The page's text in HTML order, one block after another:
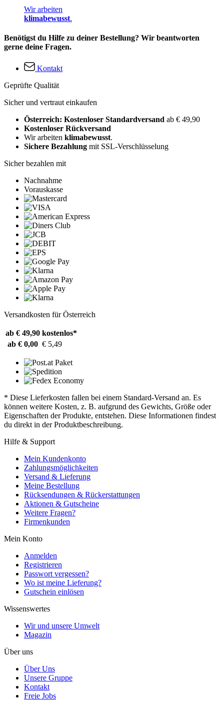
Wir arbeiten
klimabewusst.
Benötigst du Hilfe zu deiner Bestellung? Wir beantworten
gerne deine Fragen.
Kontakt
Geprüfte Qualität
Sicher und vertraut einkaufen
Österreich: Kostenloser Standardversand ab € 49,90
Kostenloser Rückversand
Wir arbeiten klimabewusst.
Sichere Bezahlung mit SSL-Verschlüsselung
Sicher bezahlen mit
Nachnahme
Vorauskasse
Versandkosten für Österreich
ab € 49,90 kostenlos*
ab € 0,00 € 5,49
* Diese Lieferkosten fallen bei einem Standard-Versand an. Es
können weitere Kosten, z. B. aufgrund des Gewichts, Größe oder
Eigenschaften der Produkte, entstehen. Diese Informationen findest
du direkt in der Produktbeschreibung.
Hilfe & Support
Mein Kundenkonto
Zahlungsmöglichkeiten
Versand & Lieferung
Meine Bestellung
Rücksendungen & Rückerstattungen
Aktionen & Gutscheine
Weitere Fragen?
Firmenkunden
Mein Konto
Anmelden
Registrieren
Passwort vergessen?
Wo ist meine Lieferung?
Gutschein einlösen
Wissenswertes
Wir und unsere Umwelt
Magazin
Über uns
Über Uns
Unsere Gruppe
Kontakt
Freie Jobs